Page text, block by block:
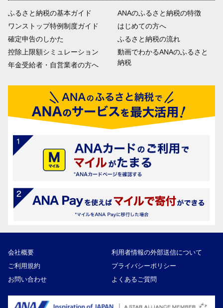
ふるさと納税の基本ガイド
ワンストップ特例制度ガイド
確定申告のしかた
控除上限額シミュレーション
年金受給者・自営業者の方へ
ANAのふるさと納税の特徴
はじめての方へ
ふるさと納税の流れ
動画でわかるANAのふるさと
納税
会社概要
利用者情報の外部送信について
ご利用規約
プライバシーポリシー
お問い合わせ
よくあるご質問